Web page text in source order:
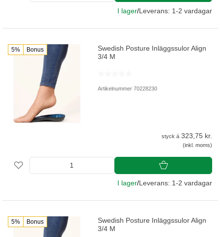
I lager/Leverans: 1-2 vardagar
5% Bonus
Swedish Posture Inläggssulor Align
3/4 M
Artikelnummer 70228230
styck á 323,75 kr.
(inkl. moms)
I lager/Leverans: 1-2 vardagar
5% Bonus
Swedish Posture Inläggssulor Align
3/4 M